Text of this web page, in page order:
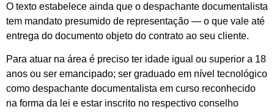
O texto estabelece ainda que o despachante documentalista
tem mandato presumido de representação — o que vale até
entrega do documento objeto do contrato ao seu cliente.
Para atuar na área é preciso ter idade igual ou superior a 18
anos ou ser emancipado; ser graduado em nível tecnológico
como despachante documentalista em curso reconhecido
na forma da lei e estar inscrito no respectivo conselho